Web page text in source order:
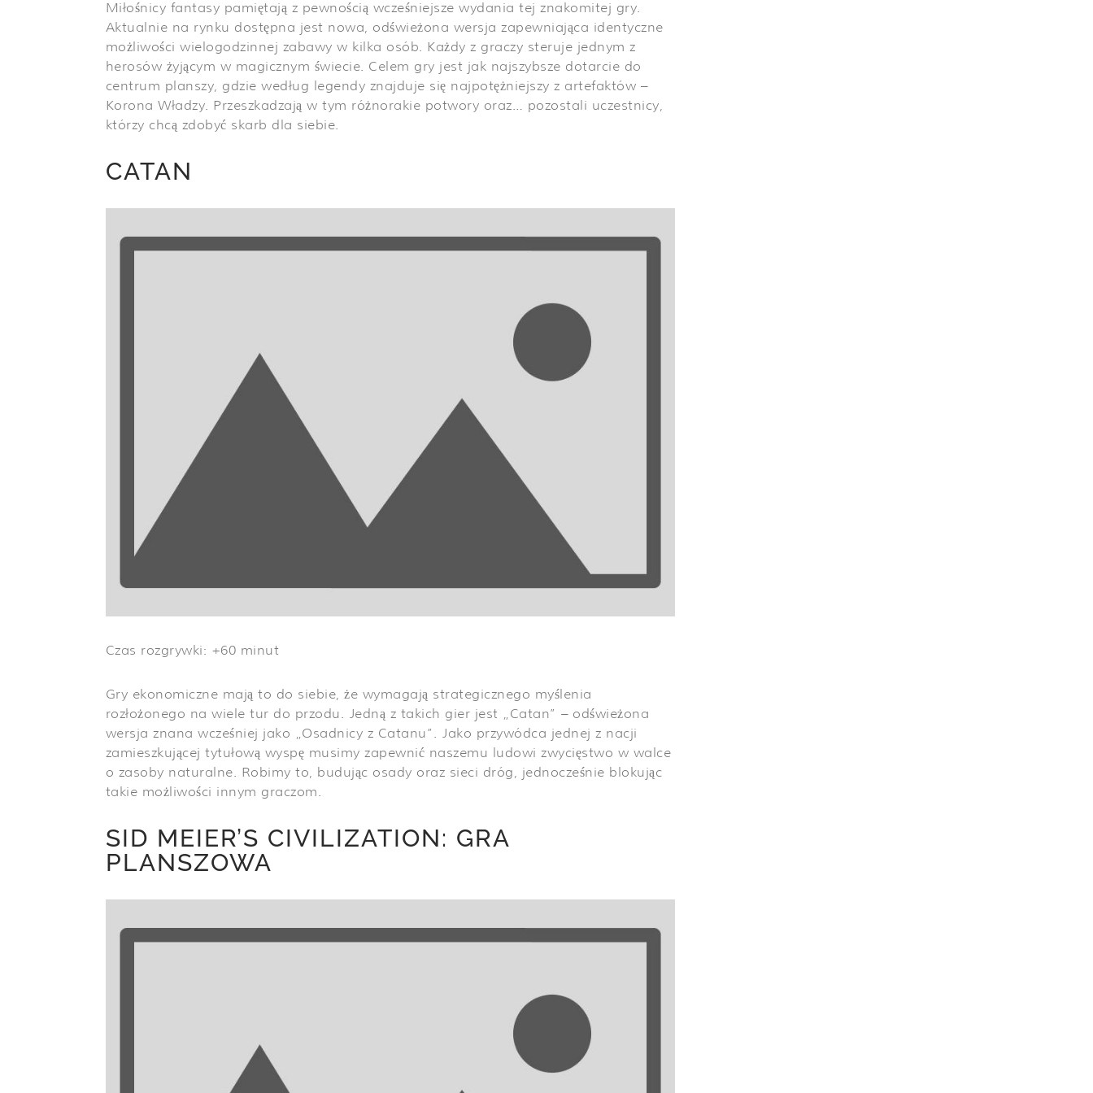
Miłośnicy fantasy pamiętają z pewnością wcześniejsze wydania tej znakomitej gry.
Aktualnie na rynku dostępna jest nowa, odświeżona wersja zapewniająca identyczne
możliwości wielogodzinnej zabawy w kilka osób. Każdy z graczy steruje jednym z
herosów żyjącym w magicznym świecie. Celem gry jest jak najszybsze dotarcie do
centrum planszy, gdzie według legendy znajduje się najpotężniejszy z artefaktów –
Korona Władzy. Przeszkadzają w tym różnorakie potwory oraz… pozostali uczestnicy,
którzy chcą zdobyć skarb dla siebie.
CATAN
Czas rozgrywki: +60 minut
Gry ekonomiczne mają to do siebie, że wymagają strategicznego myślenia
rozłożonego na wiele tur do przodu. Jedną z takich gier jest „Catan” – odświeżona
wersja znana wcześniej jako „Osadnicy z Catanu”. Jako przywódca jednej z nacji
zamieszkującej tytułową wyspę musimy zapewnić naszemu ludowi zwycięstwo w walce
o zasoby naturalne. Robimy to, budując osady oraz sieci dróg, jednocześnie blokując
takie możliwości innym graczom.
SID MEIER’S CIVILIZATION: GRA
PLANSZOWA